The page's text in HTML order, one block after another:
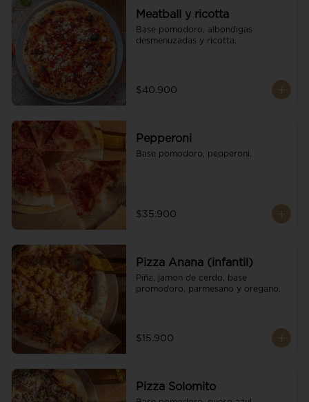
Meatball y ricotta
Base pomodoro, albondigas
desmenuzadas y ricotta.
$40.900
Pepperoni
Base pomodoro, pepperoni.
$35.900
Pizza Anana (infantil)
Piña, jamon de cerdo, base
promodoro, parmesano y oregano.
$15.900
Pizza Solomito